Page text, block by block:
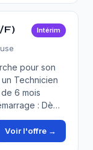
F) Intérim
pour son
Technicien
6 mois
: Dè…
Voir l'offre →